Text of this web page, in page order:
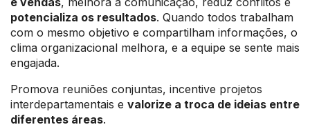
potencializa os resultados. Quando todos trabalham
com o mesmo objetivo e compartilham informações, o
clima organizacional melhora, e a equipe se sente mais
engajada.
Promova reuniões conjuntas, incentive projetos
interdepartamentais e valorize a troca de ideias entre
diferentes áreas.